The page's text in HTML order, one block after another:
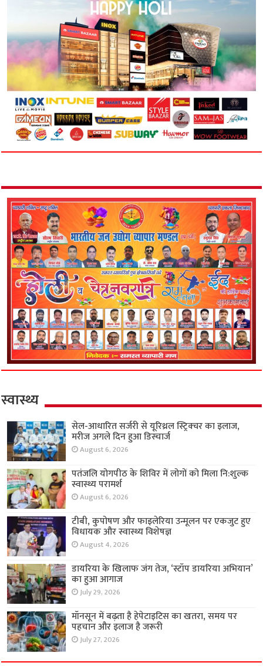
स्वास्थ्य
सेल-आधारित सर्जरी से यूरिथ्रल स्ट्रिक्चर का इलाज,
मरीज अगले दिन हुआ डिस्चार्ज
August 6, 2026
पतंजलि योगपीठ के शिविर में लोगों को मिला नि:शुल्क
स्वास्थ्य परामर्श
August 6, 2026
टीबी, कुपोषण और फाइलेरिया उन्मूलन पर एकजुट हुए
विधायक और स्वास्थ्य विशेषज्ञ
August 4, 2026
डायरिया के खिलाफ जंग तेज, ‘स्टॉप डायरिया अभियान’
का हुआ आगाज
July 29, 2026
मॉनसून में बढ़ता है हेपेटाइटिस का खतरा, समय पर
पहचान और इलाज है जरूरी
July 27, 2026